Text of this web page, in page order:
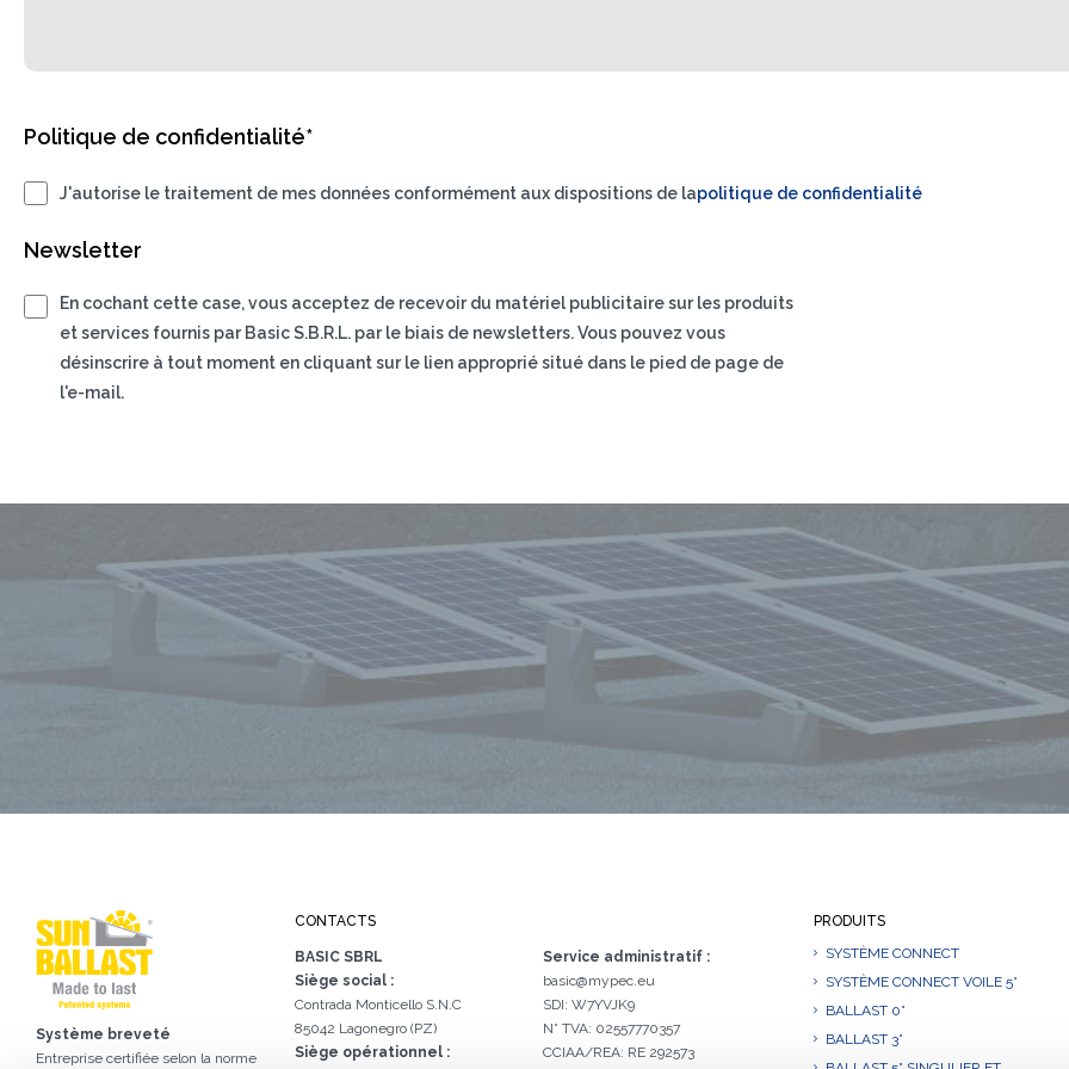
Politique de confidentialité*
J'autorise le traitement de mes données conformément aux dispositions de lapolitique de confidentialité
Newsletter
En cochant cette case, vous acceptez de recevoir du matériel publicitaire sur les produits
et services fournis par Basic S.B.R.L. par le biais de newsletters. Vous pouvez vous
désinscrire à tout moment en cliquant sur le lien approprié situé dans le pied de page de
l'e-mail.
Système breveté
Entreprise certifiée selon la norme
CONTACTS
BASIC SBRL
Siège social :
Contrada Monticello S.N.C
85042 Lagonegro (PZ)
Siège opérationnel :
Service administratif :
basic@mypec.eu
SDI: W7YVJK9
N° TVA: 02557770357
CCIAA/REA: RE 292573
PRODUITS
SYSTÈME CONNECT
SYSTÈME CONNECT VOILE 5°
BALLAST 0°
BALLAST 3°